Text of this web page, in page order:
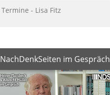
Termine - Lisa Fitz
NachDenkSeiten im Gespräch